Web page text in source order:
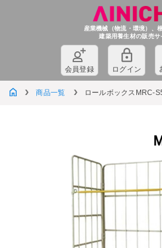
産業機械（物流・環境）、
建築用養生材の販売サ
会員登録 ログイン
商品一覧 ロールボックスMRC-